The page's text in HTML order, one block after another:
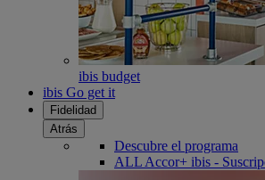
ibis budget
ibis Go get it
Fidelidad
Atrás
Descubre el programa
ALL Accor+ ibis -